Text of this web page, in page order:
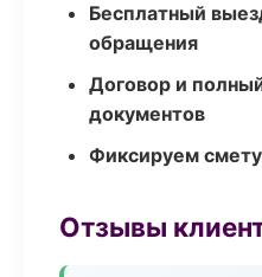
Бесплатный
обращения
Договор и
документов
Фиксируем
Отзывы